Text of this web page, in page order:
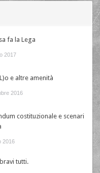
fa la Lega
2017
e altre amenità
2016
costituzionale e scenari
2016
tutti.